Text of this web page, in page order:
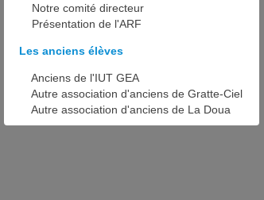
Notre comité directeur
Présentation de l'ARF
Les anciens élèves
Anciens de l'IUT GEA
Autre association d'anciens de Gratte-Ciel
Autre association d'anciens de La Doua